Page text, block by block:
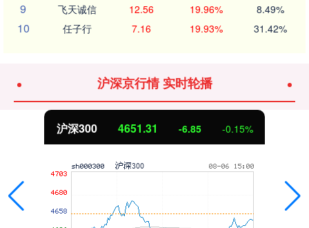
9 飞天诚信 12.56 19.96% 8.49%
10 任子行 7.16 19.93% 31.42%
沪深京行情 实时轮播
沪深300 4651.31 -6.85 -0.15%